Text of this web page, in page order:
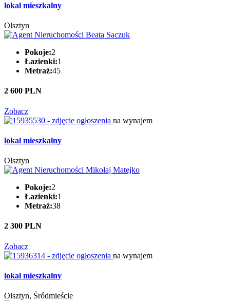
lokal mieszkalny
Olsztyn
Pokoje:2
Łazienki:1
Metraż:45
2 600 PLN
Zobacz
na wynajem
lokal mieszkalny
Olsztyn
Pokoje:2
Łazienki:1
Metraż:38
2 300 PLN
Zobacz
na wynajem
lokal mieszkalny
Olsztyn, Śródmieście